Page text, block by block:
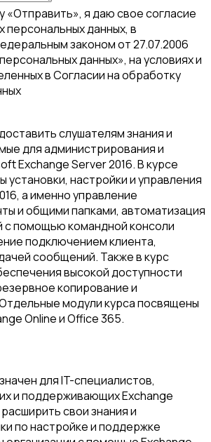
«Отправить», я даю свое согласие
персональных данных, в
законом от 27.07.2006
данных», на условиях и
в Согласии на обработку
слушателям знания и
для администрирования и
Exchange Server 2016. В курсе
настройки и управления
а именно управление
и общими папками, автоматизация
с помощью командной консоли
подключением клиента,
сообщений. Также в курс
высокой доступности
копирование и
модули курса посвящены
Online и Office 365.
для IT-специалистов,
и поддерживающих Exchange
свои знания и
по настройке и поддержке